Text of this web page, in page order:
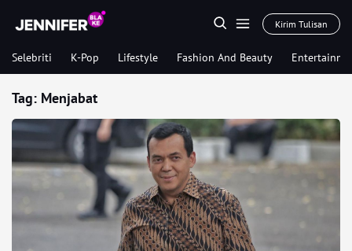
Kirim Tulisan
Selebriti K-Pop Lifestyle Fashion And Beauty
Tag: Menjabat